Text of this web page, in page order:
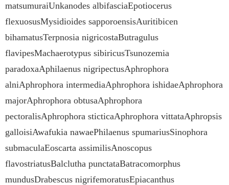
matsumuraiUnkanodes albifasciaEpotiocerus
flexuosusMysidioides sapporoensisAuritibicen
bihamatusTerpnosia nigricostaButragulus
flavipesMachaerotypus sibiricusTsunozemia
paradoxaAphilaenus nigripectusAphrophora
alniAphrophora intermediaAphrophora ishidaeAphrophora
majorAphrophora obtusaAphrophora
pectoralisAphrophora sticticaAphrophora vittataAphropsis
galloisiAwafukia nawaePhilaenus spumariusSinophora
submaculaEoscarta assimilisAnoscopus
flavostriatusBalclutha punctataBatracomorphus
mundusDrabescus nigrifemoratusEpiacanthus